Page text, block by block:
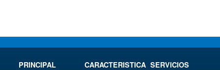
PRINCIPAL
CARACTERISTICA SERVICIOS